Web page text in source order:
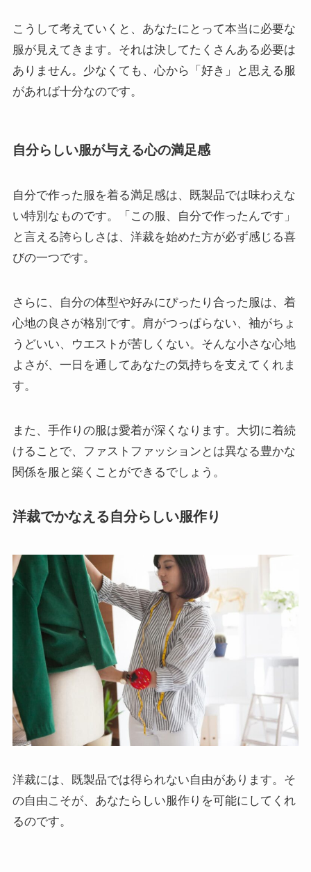
こうして考えていくと、あなたにとって本当に必要な
服が見えてきます。それは決してたくさんある必要は
ありません。少なくても、心から「好き」と思える服
があれば十分なのです。
自分らしい服が与える心の満足感
自分で作った服を着る満足感は、既製品では味わえな
い特別なものです。「この服、自分で作ったんです」
と言える誇らしさは、洋裁を始めた方が必ず感じる喜
びの一つです。
さらに、自分の体型や好みにぴったり合った服は、着
心地の良さが格別です。肩がつっぱらない、袖がちょ
うどいい、ウエストが苦しくない。そんな小さな心地
よさが、一日を通してあなたの気持ちを支えてくれま
す。
また、手作りの服は愛着が深くなります。大切に着続
けることで、ファストファッションとは異なる豊かな
関係を服と築くことができるでしょう。
洋裁でかなえる自分らしい服作り
洋裁には、既製品では得られない自由があります。そ
の自由こそが、あなたらしい服作りを可能にしてくれ
るのです。